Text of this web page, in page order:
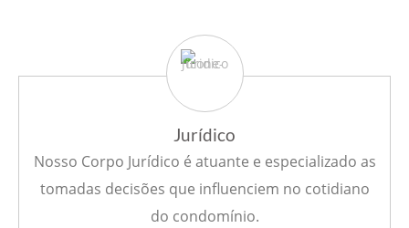
Jurídico
Nosso Corpo Jurídico é atuante e especializado as
tomadas decisões que influenciem no cotidiano
do condomínio.